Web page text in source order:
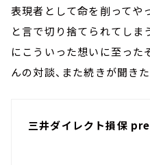
表現者として命を削ってや
と言で切り捨てられてしま
にこういった想いに至った
んの対談、また続きが聞き
三井ダイレクト損保